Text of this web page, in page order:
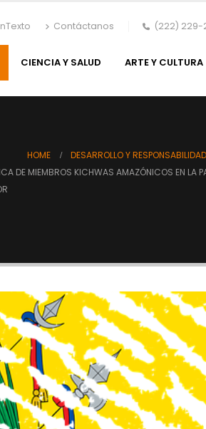
Contáctanos (222) 229-
CIENCIA Y SALUD ARTE Y CULTURA
HOME
DESARROLLO Y
DE MIEMBROS KICHWAS AMAZÓNICOS EN LA